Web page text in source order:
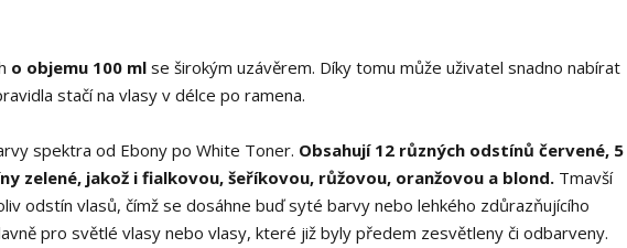
o objemu 100 ml se širokým uzávěrem. Díky tomu může uživatel snadno nabírat
stačí na vlasy v délce po ramena.
spektra od Ebony po White Toner. Obsahují 12 různých odstínů červené, 5
zelené, jakož i fialkovou, šeříkovou, růžovou, oranžovou a blond. Tmavší
odstín vlasů, čímž se dosáhne buď syté barvy nebo lehkého zdůrazňujícího
pro světlé vlasy nebo vlasy, které již byly předem zesvětleny či odbarveny.